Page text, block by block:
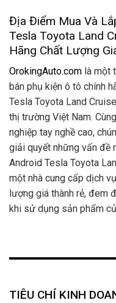
Địa Điểm Mua Và
Tesla Toyota Land
Hãng Chất Lượng
OrokingAuto.com là một
bán phụ kiện ô tô chính
Tesla Toyota Land
thị trường Việt Nam.
nghiệp tay nghề cao,
giải quyết những vấn đề
Android Tesla Toyota
một nhà cung cấp dịch
lượng giá thành rẻ, đem
khi sử dụng sản phẩm
TIÊU CHÍ KINH